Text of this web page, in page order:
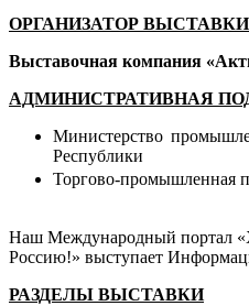
ОРГАНИЗАТОР ВЫСТАВКИ
Выставочная компания
АДМИНИСТРАТИВНАЯ
Министерство
Республики
Торгово-промышленная
Наш Международный портал
Россию!» выступает И
РАЗДЕЛЫ ВЫСТАВКИ